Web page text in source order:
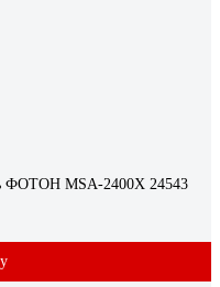
ФОТОН MSA-2400X 24543